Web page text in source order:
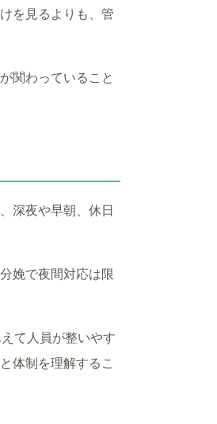
を見るよりも、管
関わっていること
深夜や早朝、休日
娩で夜間対応は限
て人員が整いやす
体制を理解するこ